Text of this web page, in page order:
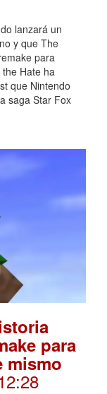
lanzará un
y que The
para
Hate ha
que Nintendo
saga Star Fox
para
mismo